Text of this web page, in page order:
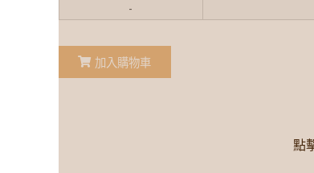
點
-
加入購物車